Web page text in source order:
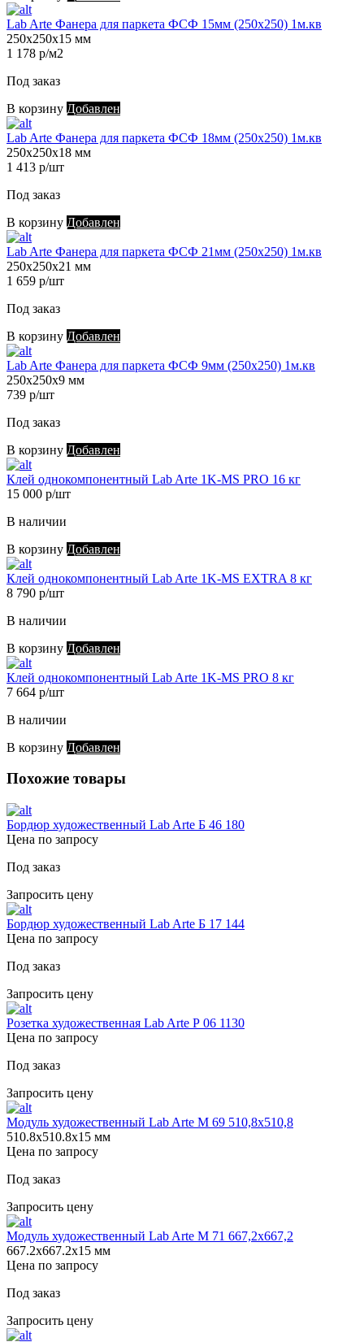
Lab Arte Фанера для паркета ФСФ 15мм (250х250) 1м.кв
250х250х15 мм
1 178 р/м2
Под заказ
В корзину Добавлен
Lab Arte Фанера для паркета ФСФ 18мм (250х250) 1м.кв
250х250х18 мм
1 413 р/шт
Под заказ
В корзину Добавлен
Lab Arte Фанера для паркета ФСФ 21мм (250х250) 1м.кв
250х250х21 мм
1 659 р/шт
Под заказ
В корзину Добавлен
Lab Arte Фанера для паркета ФСФ 9мм (250х250) 1м.кв
250х250х9 мм
739 р/шт
Под заказ
В корзину Добавлен
Клей однокомпонентный Lab Arte 1K-MS PRO 16 кг
15 000 р/шт
В наличии
В корзину Добавлен
Клей однокомпонентный Lab Arte 1K-MS EXTRA 8 кг
8 790 р/шт
В наличии
В корзину Добавлен
Клей однокомпонентный Lab Arte 1K-MS PRO 8 кг
7 664 р/шт
В наличии
В корзину Добавлен
Похожие товары
Бордюр художественный Lab Arte Б 46 180
Цена по запросу
Под заказ
Запросить цену
Бордюр художественный Lab Arte Б 17 144
Цена по запросу
Под заказ
Запросить цену
Розетка художественная Lab Arte Р 06 1130
Цена по запросу
Под заказ
Запросить цену
Модуль художественный Lab Arte М 69 510,8х510,8
510.8х510.8х15 мм
Цена по запросу
Под заказ
Запросить цену
Модуль художественный Lab Arte М 71 667,2х667,2
667.2х667.2х15 мм
Цена по запросу
Под заказ
Запросить цену